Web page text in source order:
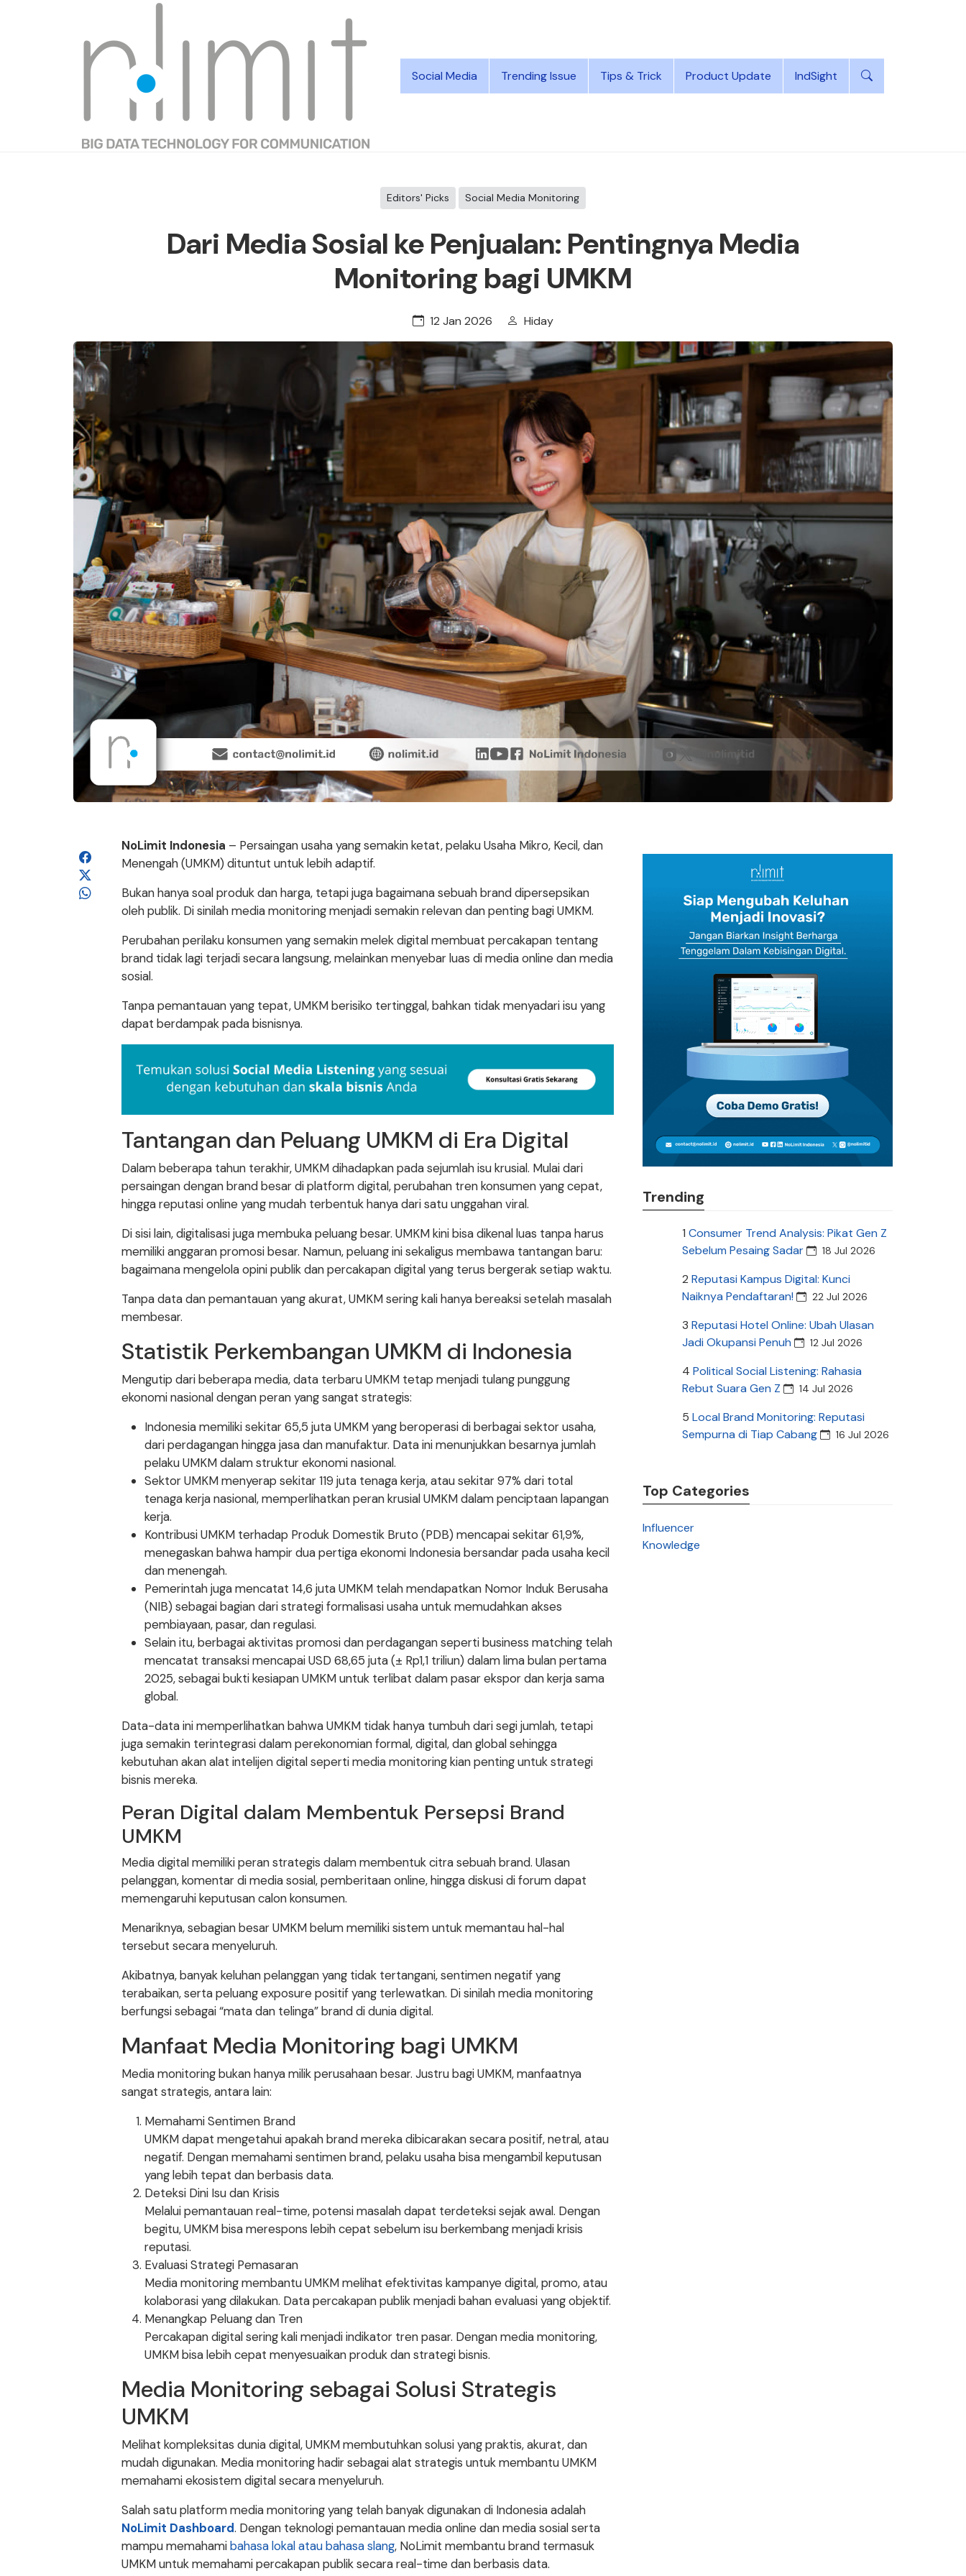
Social Media Trending Issue Tips & Trick Product Update IndSight
Editors' Picks Social Media Monitoring
Dari Media Sosial ke Penjualan: Pentingnya Media
Monitoring bagi UMKM
12 Jan 2026 Hiday
NoLimit Indonesia – Persaingan usaha yang semakin ketat, pelaku Usaha Mikro, Kecil, dan
Menengah (UMKM) dituntut untuk lebih adaptif.
Bukan hanya soal produk dan harga, tetapi juga bagaimana sebuah brand dipersepsikan
oleh publik. Di sinilah media monitoring menjadi semakin relevan dan penting bagi UMKM.
Perubahan perilaku konsumen yang semakin melek digital membuat percakapan tentang
brand tidak lagi terjadi secara langsung, melainkan menyebar luas di media online dan media
sosial.
Tanpa pemantauan yang tepat, UMKM berisiko tertinggal, bahkan tidak menyadari isu yang
dapat berdampak pada bisnisnya.
Tantangan dan Peluang UMKM di Era Digital
Dalam beberapa tahun terakhir, UMKM dihadapkan pada sejumlah isu krusial. Mulai dari
persaingan dengan brand besar di platform digital, perubahan tren konsumen yang cepat,
hingga reputasi online yang mudah terbentuk hanya dari satu unggahan viral.
Di sisi lain, digitalisasi juga membuka peluang besar. UMKM kini bisa dikenal luas tanpa harus
memiliki anggaran promosi besar. Namun, peluang ini sekaligus membawa tantangan baru:
bagaimana mengelola opini publik dan percakapan digital yang terus bergerak setiap waktu.
Tanpa data dan pemantauan yang akurat, UMKM sering kali hanya bereaksi setelah masalah
membesar.
Statistik Perkembangan UMKM di Indonesia
Mengutip dari beberapa media, data terbaru UMKM tetap menjadi tulang punggung
ekonomi nasional dengan peran yang sangat strategis:
Indonesia memiliki sekitar 65,5 juta UMKM yang beroperasi di berbagai sektor usaha,
dari perdagangan hingga jasa dan manufaktur. Data ini menunjukkan besarnya jumlah
pelaku UMKM dalam struktur ekonomi nasional.
Sektor UMKM menyerap sekitar 119 juta tenaga kerja, atau sekitar 97% dari total
tenaga kerja nasional, memperlihatkan peran krusial UMKM dalam penciptaan lapangan
kerja.
Kontribusi UMKM terhadap Produk Domestik Bruto (PDB) mencapai sekitar 61,9%,
menegaskan bahwa hampir dua pertiga ekonomi Indonesia bersandar pada usaha kecil
dan menengah.
Pemerintah juga mencatat 14,6 juta UMKM telah mendapatkan Nomor Induk Berusaha
(NIB) sebagai bagian dari strategi formalisasi usaha untuk memudahkan akses
pembiayaan, pasar, dan regulasi.
Selain itu, berbagai aktivitas promosi dan perdagangan seperti business matching telah
mencatat transaksi mencapai USD 68,65 juta (± Rp1,1 triliun) dalam lima bulan pertama
2025, sebagai bukti kesiapan UMKM untuk terlibat dalam pasar ekspor dan kerja sama
global.
Data-data ini memperlihatkan bahwa UMKM tidak hanya tumbuh dari segi jumlah, tetapi
juga semakin terintegrasi dalam perekonomian formal, digital, dan global sehingga
kebutuhan akan alat intelijen digital seperti media monitoring kian penting untuk strategi
bisnis mereka.
Peran Digital dalam Membentuk Persepsi Brand
UMKM
Media digital memiliki peran strategis dalam membentuk citra sebuah brand. Ulasan
pelanggan, komentar di media sosial, pemberitaan online, hingga diskusi di forum dapat
memengaruhi keputusan calon konsumen.
Menariknya, sebagian besar UMKM belum memiliki sistem untuk memantau hal-hal
tersebut secara menyeluruh.
Akibatnya, banyak keluhan pelanggan yang tidak tertangani, sentimen negatif yang
terabaikan, serta peluang exposure positif yang terlewatkan. Di sinilah media monitoring
berfungsi sebagai “mata dan telinga” brand di dunia digital.
Manfaat Media Monitoring bagi UMKM
Media monitoring bukan hanya milik perusahaan besar. Justru bagi UMKM, manfaatnya
sangat strategis, antara lain:
Memahami Sentimen Brand
UMKM dapat mengetahui apakah brand mereka dibicarakan secara positif, netral, atau
negatif. Dengan memahami sentimen brand, pelaku usaha bisa mengambil keputusan
yang lebih tepat dan berbasis data.
Deteksi Dini Isu dan Krisis
Melalui pemantauan real-time, potensi masalah dapat terdeteksi sejak awal. Dengan
begitu, UMKM bisa merespons lebih cepat sebelum isu berkembang menjadi krisis
reputasi.
Evaluasi Strategi Pemasaran
Media monitoring membantu UMKM melihat efektivitas kampanye digital, promo, atau
kolaborasi yang dilakukan. Data percakapan publik menjadi bahan evaluasi yang objektif.
Menangkap Peluang dan Tren
Percakapan digital sering kali menjadi indikator tren pasar. Dengan media monitoring,
UMKM bisa lebih cepat menyesuaikan produk dan strategi bisnis.
Media Monitoring sebagai Solusi Strategis
UMKM
Melihat kompleksitas dunia digital, UMKM membutuhkan solusi yang praktis, akurat, dan
mudah digunakan. Media monitoring hadir sebagai alat strategis untuk membantu UMKM
memahami ekosistem digital secara menyeluruh.
Salah satu platform media monitoring yang telah banyak digunakan di Indonesia adalah
NoLimit Dashboard. Dengan teknologi pemantauan media online dan media sosial serta
mampu memahamibahasa lokal atau bahasa slang, NoLimit membantu brand termasuk
UMKM untuk memahami percakapan publik secara real-time dan berbasis data.
Trending
1 Consumer Trend Analysis: Pikat Gen Z
Sebelum Pesaing Sadar
18 Jul 2026
2 Reputasi Kampus Digital: Kunci
Naiknya Pendaftaran!
22 Jul 2026
3 Reputasi Hotel Online: Ubah Ulasan
Jadi Okupansi Penuh
12 Jul 2026
4 Political Social Listening: Rahasia
Rebut Suara Gen Z
14 Jul 2026
5 Local Brand Monitoring: Reputasi
Sempurna di Tiap Cabang
16 Jul 2026
Top Categories
Influencer
Knowledge